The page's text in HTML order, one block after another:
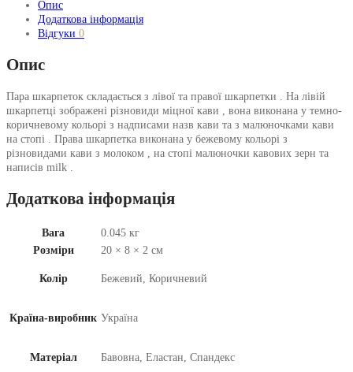
Опис
Додаткова інформація
Відгуки 0
Опис
Пара шкарпеток складається з лівої та правої шкарпетки . На лівій
шкарпетці зображені різновиди міцної кави , вона виконана у темно-
коричневому кольорі з надписами назв кави та з малюночками кави
на стопі . Права шкарпетка виконана у бежевому кольорі з
різновидами кави з молоком , на стопі малюночки кавових зерн та
написів milk .
Додаткова інформація
Вага
0.045 кг
Розміри
20 × 8 × 2 см
Колір Бежевий, Коричневий
Країна-виробник Україна
Матеріал Бавовна, Еластан, Спандекс